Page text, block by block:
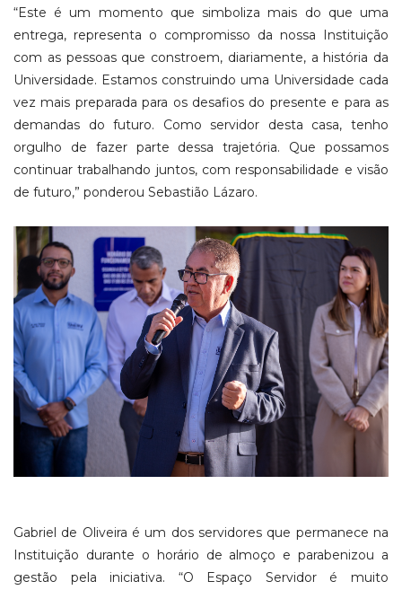
“Este é um momento que simboliza mais do que uma
entrega, representa o compromisso da nossa Instituição
com as pessoas que constroem, diariamente, a história da
Universidade. Estamos construindo uma Universidade cada
vez mais preparada para os desafios do presente e para as
demandas do futuro. Como servidor desta casa, tenho
orgulho de fazer parte dessa trajetória. Que possamos
continuar trabalhando juntos, com responsabilidade e visão
de futuro,” ponderou Sebastião Lázaro.
Gabriel de Oliveira é um dos servidores que permanece na
Instituição durante o horário de almoço e parabenizou a
gestão pela iniciativa. “O Espaço Servidor é muito